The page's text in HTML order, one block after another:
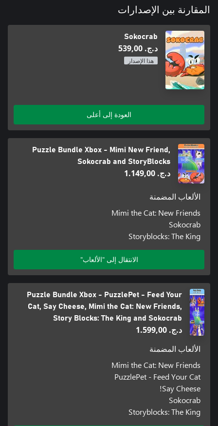
المقارنة بين الإصدارات
Sokocrab
د.ج.‏ 539,00
هذا الإصدار
العودة إلى أعلى
Puzzle Bundle Xbox - Mimi New Friend,
Sokocrab and StoryBlocks
د.ج.‏ 1.149,00
الألعاب المضمنة
Mimi the Cat: New Friends
Sokocrab
Storyblocks: The King
الانتقال إلى "الألعاب"
Puzzle Bundle Xbox - PuzzlePet - Feed Your
Cat, Say Cheese, Mimi the Cat: New Friends,
Story Blocks: The King and Sokocrab
د.ج.‏ 1.599,00
الألعاب المضمنة
Mimi the Cat: New Friends
PuzzlePet - Feed Your Cat
Say Cheese!
Sokocrab
Storyblocks: The King